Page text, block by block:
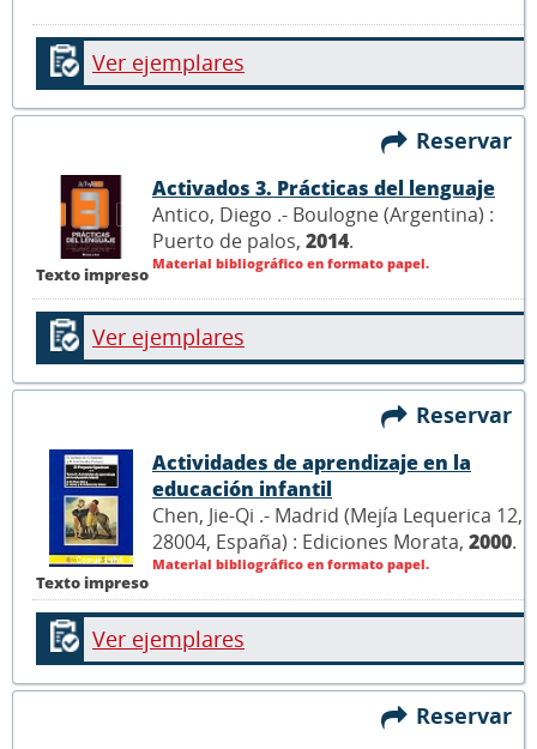
Ver ejemplares
Reservar
Texto impreso
Activados 3. Prácticas del lenguaje
Antico, Diego .- Boulogne (Argentina) :
Puerto de palos, 2014.
Material bibliográfico en formato papel.
Ver ejemplares
Reservar
Texto impreso
Actividades de aprendizaje en la
educación infantil
Chen, Jie-Qi .- Madrid (Mejía Lequerica 12,
28004, España) : Ediciones Morata, 2000.
Material bibliográfico en formato papel.
Ver ejemplares
Reservar